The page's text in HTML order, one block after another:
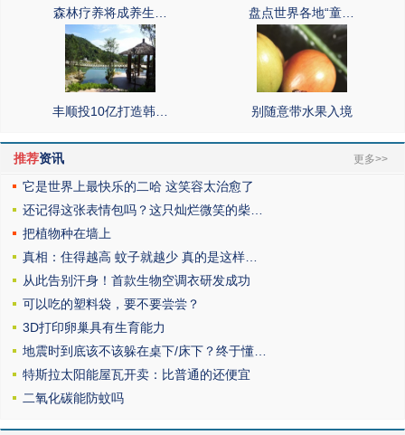
森林疗养将成养生… 盘点世界各地“童…
丰顺投10亿打造韩… 别随意带水果入境
推荐资讯 更多>>
它是世界上最快乐的二哈 这笑容太治愈了
还记得这张表情包吗？这只灿烂微笑的柴…
把植物种在墙上
真相：住得越高 蚊子就越少 真的是这样…
从此告别汗身！首款生物空调衣研发成功
可以吃的塑料袋，要不要尝尝？
3D打印卵巢具有生育能力
地震时到底该不该躲在桌下/床下？终于懂…
特斯拉太阳能屋瓦开卖：比普通的还便宜
二氧化碳能防蚊吗